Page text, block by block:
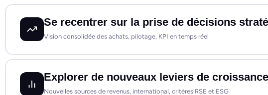
Se recentrer sur la prise de décisions
Vision consolidée des achats, pilotage, KPI en temps réel
Explorer de nouveaux leviers de croissance
Nouvelles sources de revenus, international, critères RSE et ESG